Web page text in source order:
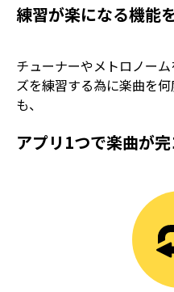
練習が楽になる機能
チューナーやメトロノー
ズを練習する為に楽曲を
も、
アプリ1つで楽曲が